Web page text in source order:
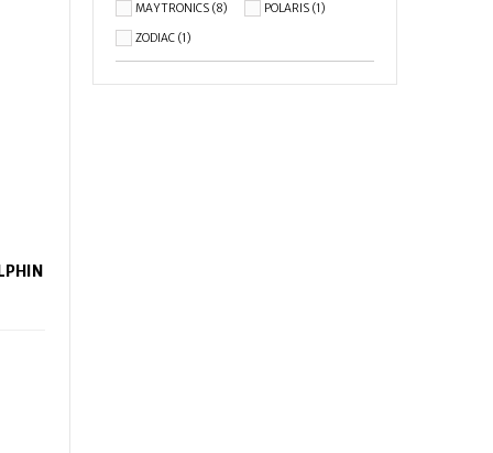
MAYTRONICS(8) POLARIS (1)
ZODIAC(1)